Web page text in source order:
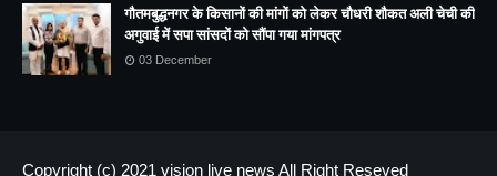
गौतमबुद्धनगर के किसानों की मांगों को लेकर चौधरी शौकत अली चेची की
अगुवाई में सपा सांसदों को सौंपा गया मांगपत्र
03 December
Copyright (c) 2021 vision live news All Right Reseved